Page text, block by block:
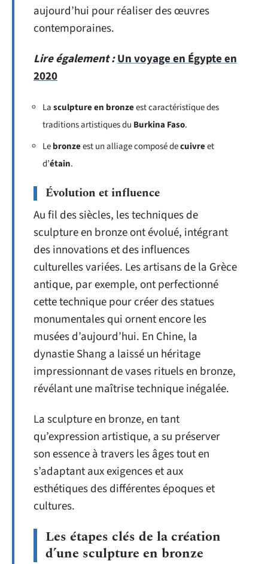
aujourd’hui pour réaliser des œuvres
contemporaines.
Lire également :Un voyage en Égypte en
2020
Lasculpture en bronzeest caractéristique des
traditions artistiques du Burkina Faso.
Lebronzeest un alliage composé decuivreet
d’étain.
Évolution et influence
Au fil des siècles, les techniques de
sculpture en bronze ont évolué, intégrant
des innovations et des influences
culturelles variées. Les artisans de la Grèce
antique, par exemple, ont perfectionné
cette technique pour créer des statues
monumentales qui ornent encore les
musées d’aujourd’hui. En Chine, la
dynastie Shang a laissé un héritage
impressionnant de vases rituels en bronze,
révélant une maîtrise technique inégalée.
La sculpture en bronze, en tant
qu’expression artistique, a su préserver
son essence à travers les âges tout en
s’adaptant aux exigences et aux
esthétiques des différentes époques et
cultures.
Les étapes clés de la création
d’une sculpture en bronze